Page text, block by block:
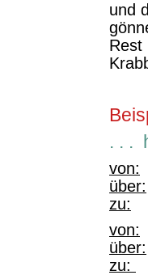
und
Rest
. . .
von:
über:
zu:
von:
über:
zu: